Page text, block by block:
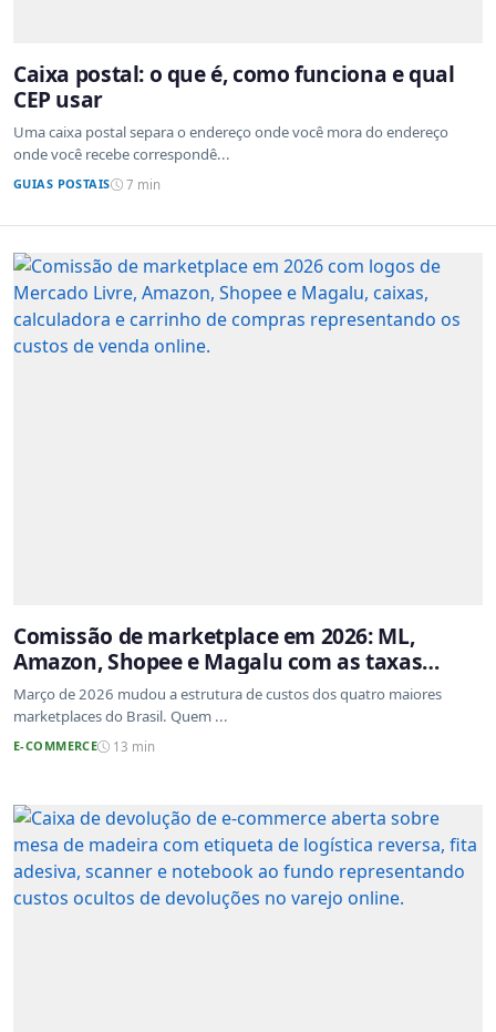
Caixa postal: o que é, como funciona e qual
CEP usar
Uma caixa postal separa o endereço onde você mora do endereço
onde você recebe correspondê...
GUIAS POSTAIS 7 min
Comissão de marketplace em 2026: ML,
Amazon, Shopee e Magalu com as taxas
atualizadas
Março de 2026 mudou a estrutura de custos dos quatro maiores
marketplaces do Brasil. Quem ...
E-COMMERCE 13 min